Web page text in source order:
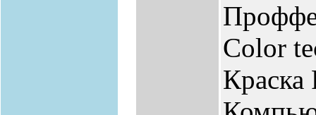
Color
Краска